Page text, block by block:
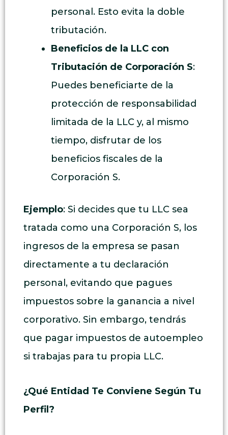
personal. Esto evita la doble
tributación.
Beneficios de la LLC con
Tributación de Corporación S:
Puedes beneficiarte de la
protección de responsabilidad
limitada de la LLC y, al mismo
tiempo, disfrutar de los
beneficios fiscales de la
Corporación S.
Ejemplo: Si decides que tu LLC sea
tratada como una Corporación S, los
ingresos de la empresa se pasan
directamente a tu declaración
personal, evitando que pagues
impuestos sobre la ganancia a nivel
corporativo. Sin embargo, tendrás
que pagar impuestos de autoempleo
si trabajas para tu propia LLC.
¿Qué Entidad Te Conviene Según Tu
Perfil?